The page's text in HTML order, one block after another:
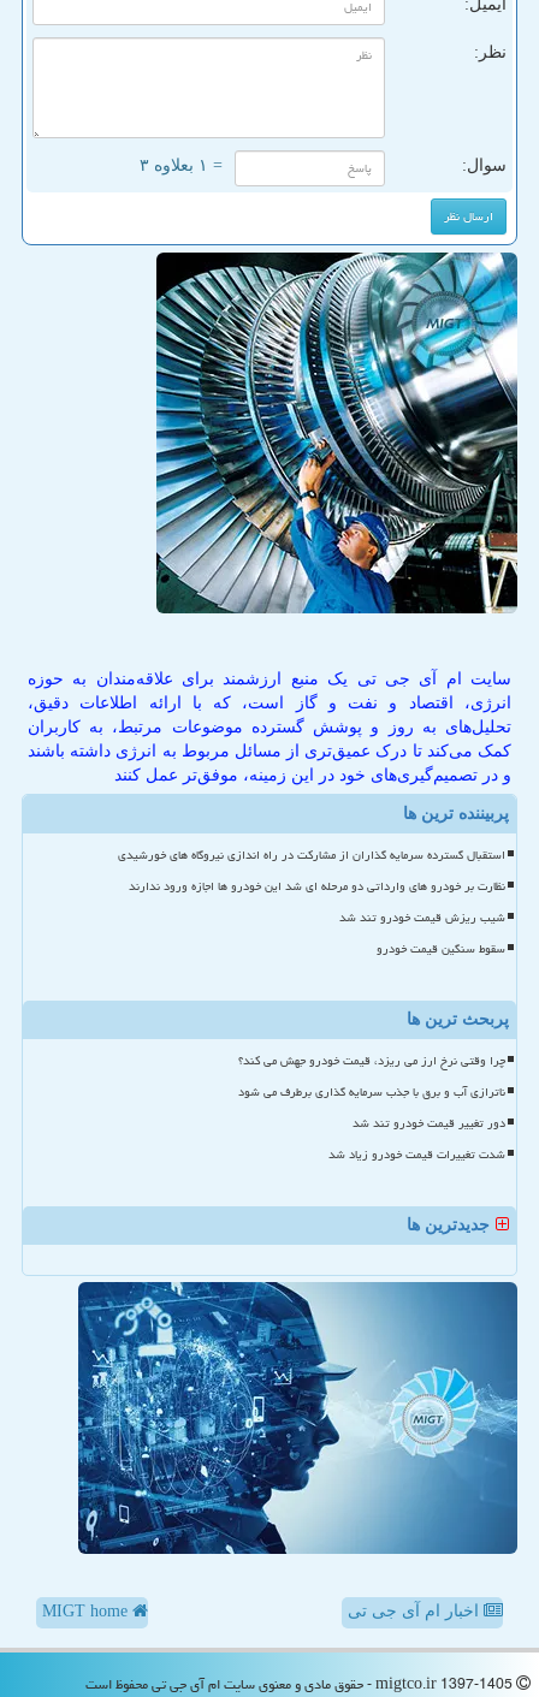
ایمیل:
نظر:
سوال: = ۱ بعلاوه ۳
سایت ام آی جی تی یک منبع ارزشمند برای علاقه‌مندان به حوزه
انرژی، اقتصاد و نفت و گاز است، که با ارائه اطلاعات دقیق،
تحلیل‌های به روز و پوشش گسترده موضوعات مرتبط، به کاربران
کمک می‌کند تا درک عمیق‌تری از مسائل مربوط به انرژی داشته باشند
و در تصمیم‌گیری‌های خود در این زمینه، موفق‌تر عمل کنند
پربیننده ترین ها
استقبال گسترده سرمایه گذاران از مشارکت در راه اندازی نیروگاه های خورشیدی
نظارت بر خودرو های وارداتی دو مرحله ای شد این خودرو ها اجازه ورود ندارند
شیب ریزش قیمت خودرو تند شد
سقوط سنگین قیمت خودرو
پربحث ترین ها
چرا وقتی نرخ ارز می ریزد، قیمت خودرو جهش می کند؟
ناترازی آب و برق با جذب سرمایه گذاری برطرف می شود
دور تغییر قیمت خودرو تند شد
شدت تغییرات قیمت خودرو زیاد شد
جدیدترین ها
اخبار ام آی جی تی